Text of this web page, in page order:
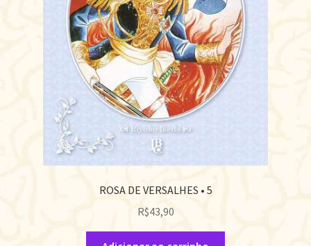
ROSA DE VERSALHES • 5
R$43,90